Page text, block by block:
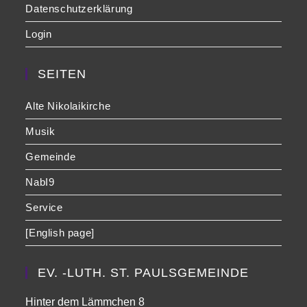
Datenschutzerklärung
Login
SEITEN
Alte Nikolaikirche
Musik
Gemeinde
NabI9
Service
[English page]
EV. -LUTH. ST. PAULSGEMEINDE
Hinter dem Lämmchen 8